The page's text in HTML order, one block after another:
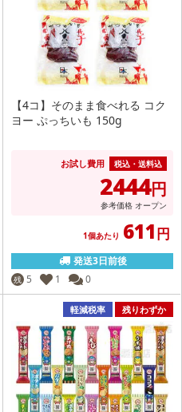
【4コ】そのまま食べれる コク
ヨー ぷっちいも 150g
お試し費用 税込・送料込
2444円
参考価格 オープン
1個あたり 611円
発送3日前後
残 5 1 0
軽減税率 残りわずか